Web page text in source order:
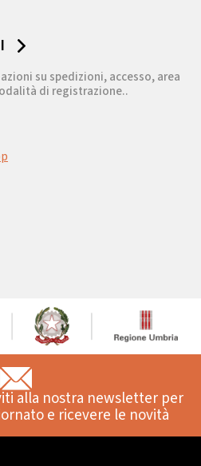
su spedizioni, accesso, area
di registrazione..
alla nostra newsletter per
e ricevere le novità